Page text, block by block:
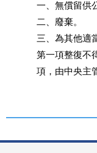
一、無償留供
           二、廢棄。
三、為其他
第一項整
項，由中